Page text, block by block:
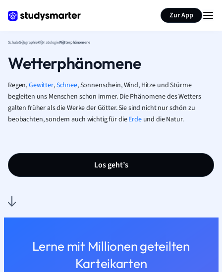
Zur App
SchuleGeographieKlimatologieWetterphänomene
Wetterphänomene
Regen,Gewitter,Schnee, Sonnenschein, Wind, Hitze und Stürme
begleiten uns Menschen schon immer. Die Phänomene des Wetters
galten früher als die Werke der Götter. Sie sind nicht nur schön zu
beobachten, sondern auch wichtig für dieErdeund die Natur.
Los geht’s
Lerne mit Millionen geteilten
Karteikarten
Seite zusammenfassen